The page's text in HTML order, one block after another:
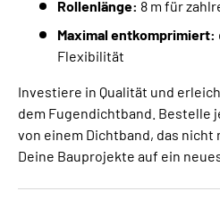
Rollenlänge: 8 m für
Maximal entkomprimiert:
Flexibilität
Investiere in Qualität und
dem Fugendichtband. Bestelle
von einem Dichtband, das nicht
Deine Bauprojekte auf ein